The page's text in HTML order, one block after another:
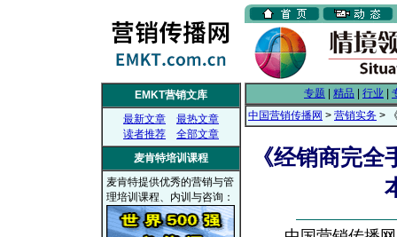
EMKT营销文库
最新文章
最热文章
读者推荐
全部文章
麦肯特培训课程
麦肯特提供优秀的营销与管
理培训课程、内训与咨询：
专题 精品 行业
中国营销传播网 > 营销实务 >
《经销商完